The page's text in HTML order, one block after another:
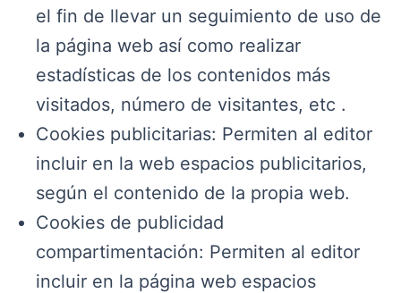
el fin de llevar un seguimiento de uso de
la página web así como realizar
estadísticas de los contenidos más
visitados, número de visitantes, etc .
Cookies publicitarias: Permiten al editor
incluir en la web espacios publicitarios,
según el contenido de la propia web.
Cookies de publicidad
compartimentación: Permiten al editor
incluir en la página web espacios